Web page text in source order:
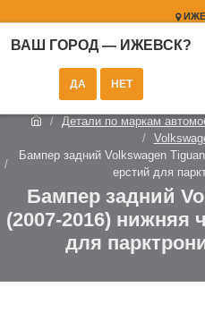
ВАШ ГОРОД — ИЖЕВСК?
Детали по маркам
Бампер задний Volkswagen
ерстий для
Бампер задний
(2007-2016) нижняя
для